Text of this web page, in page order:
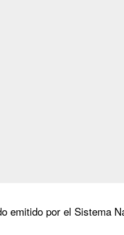
emitido por el Sistema